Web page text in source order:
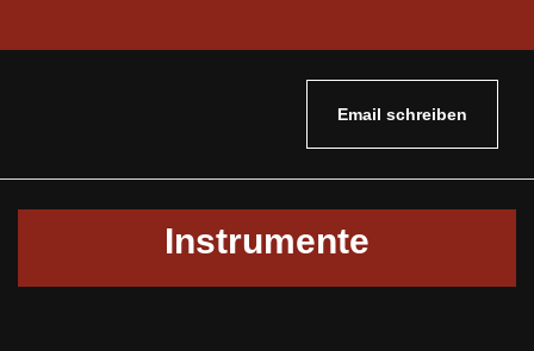
Email schreiben
Instrumente